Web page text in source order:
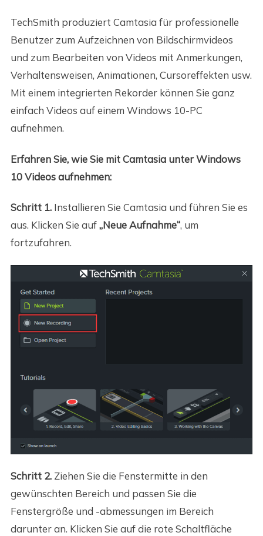
TechSmith produziert Camtasia für professionelle
Benutzer zum Aufzeichnen von Bildschirmvideos
und zum Bearbeiten von Videos mit Anmerkungen,
Verhaltensweisen, Animationen, Cursoreffekten usw.
Mit einem integrierten Rekorder können Sie ganz
einfach Videos auf einem Windows 10-PC
aufnehmen.
Erfahren Sie, wie Sie mit Camtasia unter Windows
10 Videos aufnehmen:
Schritt 1.Installieren Sie Camtasia und führen Sie es
aus. Klicken Sie auf„Neue Aufnahme“, um
fortzufahren.
Schritt 2.Ziehen Sie die Fenstermitte in den
gewünschten Bereich und passen Sie die
Fenstergröße und -abmessungen im Bereich
darunter an. Klicken Sie auf die rote Schaltfläche